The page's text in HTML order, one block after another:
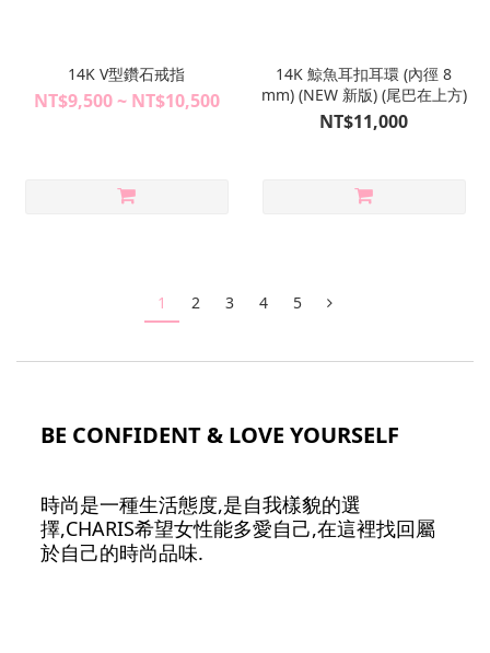
14K V型鑽石戒指
NT$9,500 ~ NT$10,500
14K 鯨魚耳扣耳環 (內徑 8
mm) (NEW 新版) (尾巴在上方)
NT$11,000
1 2 3 4 5
BE CONFIDENT & LOVE YOURSELF
時尚是一種生活態度,是自我樣貌的選
擇,CHARIS希望女性能多愛自己,在這裡找回屬
於自己的時尚品味.